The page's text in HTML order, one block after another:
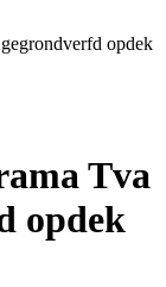
opdek
Tva
opdek